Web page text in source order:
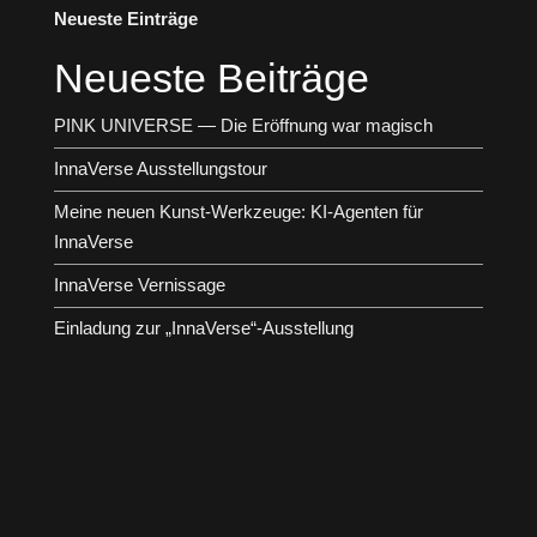
Neueste Einträge
Neueste Beiträge
PINK UNIVERSE — Die Eröffnung war magisch
InnaVerse Ausstellungstour
Meine neuen Kunst-Werkzeuge: KI-Agenten für
InnaVerse
InnaVerse Vernissage
Einladung zur „InnaVerse“-Ausstellung